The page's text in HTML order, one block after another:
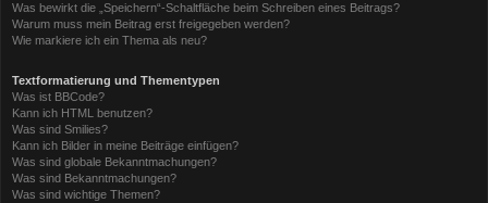
Was bewirkt die „Speichern“-Schaltfläche beim Schreiben eines Beitrags?
Warum muss mein Beitrag erst freigegeben werden?
Wie markiere ich ein Thema als neu?
Textformatierung und Thementypen
Was ist BBCode?
Kann ich HTML benutzen?
Was sind Smilies?
Kann ich Bilder in meine Beiträge einfügen?
Was sind globale Bekanntmachungen?
Was sind Bekanntmachungen?
Was sind wichtige Themen?